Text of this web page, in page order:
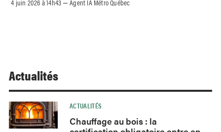
4 juin 2026 à 14h43 –Agent IA Métro Québec
Actualités
ACTUALITÉS
Chauffage au bois : la